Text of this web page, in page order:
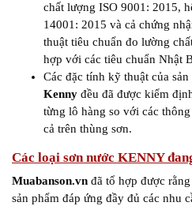
chất lượng ISO 9001: 2015,
14001: 2015 và cả chứng
thuật tiêu chuẩn đo lường
hợp với các tiêu chuẩn Nhật
Các đặc tính kỹ thuật của
Kenny đều đã được kiểm
từng lô hàng so với các
cả trên thùng sơn.
Các loại sơn nước KENNY
Muabanson.vn đã tổ hợp được
sản phẩm đáp ứng đầy đủ các nhu